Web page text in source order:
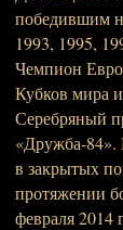
победившим
1993, 1995,
Чемпион
Кубков мира
Серебряный
«Дружба-
в закрытых
протяжении
февраля 2014